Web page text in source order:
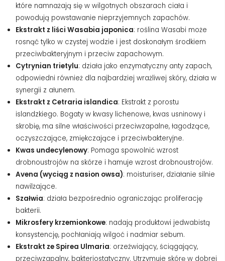
które namnażają się w wilgotnych obszarach ciała i
powodują powstawanie nieprzyjemnych zapachów.
Ekstrakt z liści Wasabia japonica: roślina Wasabi może
rosnąć tylko w czystej wodzie i jest doskonałym środkiem
przeciwbakteryjnym i przeciw zapachowym.
Cytrynian trietylu: działa jako enzymatyczny anty zapach,
odpowiedni również dla najbardziej wrażliwej skóry, działa w
synergii z ałunem.
Ekstrakt z Cetraria islandica: Ekstrakt z porostu
islandzkiego. Bogaty w kwasy lichenowe, kwas usninowy i
skrobię, ma silne właściwości przeciwzapalne, łagodzące,
oczyszczające, zmiękczające i przeciwbakteryjne.
Kwas undecylenowy: Pomaga spowolnić wzrost
drobnoustrojów na skórze i hamuje wzrost drobnoustrojów.
Avena (wyciąg z nasion owsa): moisturiser, działanie silnie
nawilżające.
Szałwia: działa bezpośrednio ograniczając proliferację
bakterii.
Mikrosfery krzemionkowe: nadają produktowi jedwabistą
konsystencję, pochłaniają wilgoć i nadmiar sebum.
Ekstrakt ze Spirea Ulmaria: orzeźwiający, ściągający,
przeciwzapalny, bakteriostatyczny. Utrzymuje skórę w dobrej